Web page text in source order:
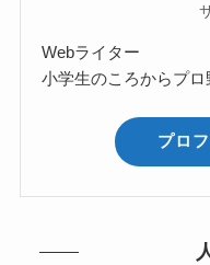
Webライター
小学生のころからプロ
プロ